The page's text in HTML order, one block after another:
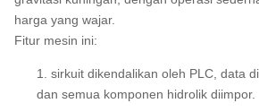
harga yang wajar.
Fitur mesin ini:
sirkuit dikendalikan oleh PLC, data
dan semua komponen hidrolik diimpor.